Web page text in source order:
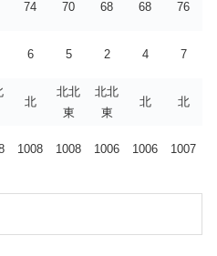
74 70 68 68 76
6 5 2 4 7
北
北北
東
北北
東
北 北
1008 1008 1006 1006 1007